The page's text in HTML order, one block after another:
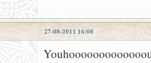
27-08-2011 16:08